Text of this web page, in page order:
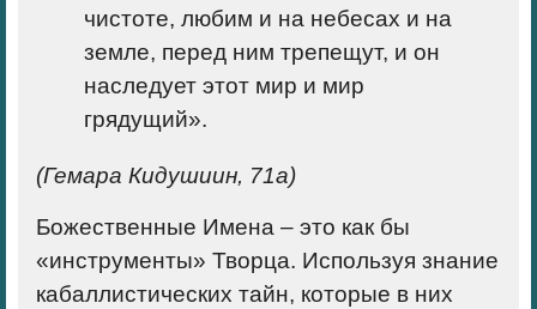
чистоте, любим и на небесах и на
земле, перед ним трепещут, и он
наследует этот мир и мир
грядущий».
(Гемара Кидушиин, 71а)
Божественные Имена – это как бы
«инстру­менты» Творца. Используя знание
кабаллистических тайн, которые в них